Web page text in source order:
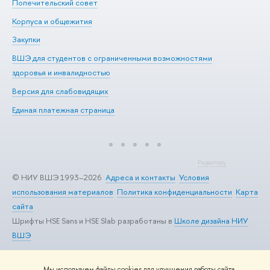
Попечительский совет
Корпуса и общежития
Закупки
ВШЭ для студентов с ограниченными возможностями
здоровья и инвалидностью
Версия для слабовидящих
Единая платежная страница
Редактору
© НИУ ВШЭ 1993–2026 Адреса и контакты Условия
использования материалов Политика конфиденциальности Карта
сайта
Шрифты HSE Sans и HSE Slab разработаны в Школе дизайна НИУ
ВШЭ